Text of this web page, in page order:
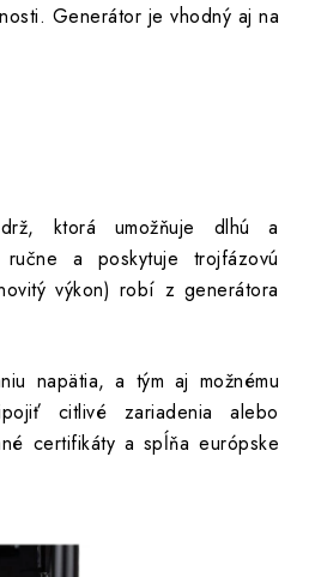
Generátor je vhodný aj na
ktorá umožňuje dlhú a
a poskytuje trojfázovú
výkon) robí z generátora
napätia, a tým aj možnému
citlivé zariadenia alebo
certifikáty a spĺňa európske